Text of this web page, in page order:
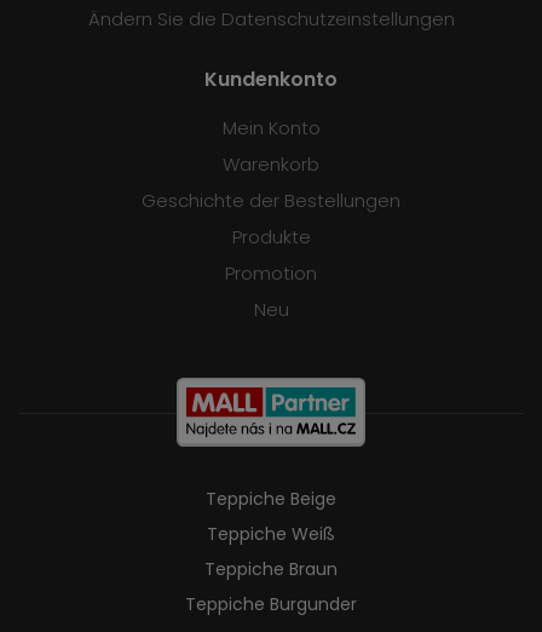
Ändern Sie die Datenschutzeinstellungen
Kundenkonto
Mein Konto
Warenkorb
Geschichte der Bestellungen
Produkte
Promotion
Neu
Teppiche Beige
Teppiche Weiß
Teppiche Braun
Teppiche Burgunder